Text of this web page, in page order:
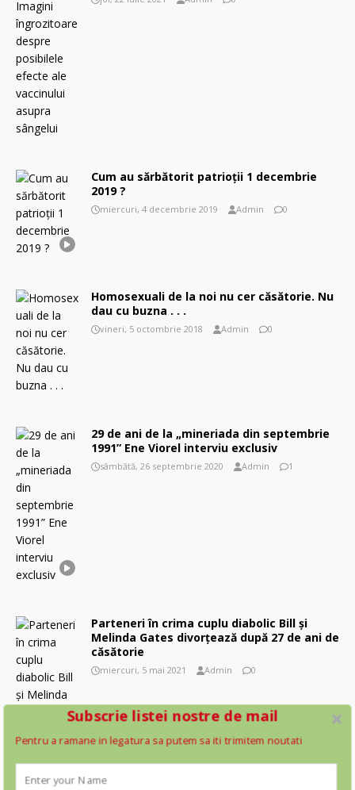
Cum au sărbătorit patrioţii 1 decembrie
2019 ?
miercuri, 4 decembrie 2019 Admin 0
Homosexuali de la noi nu cer căsătorie. Nu
dau cu buzna . . .
vineri, 5 octombrie 2018 Admin 0
29 de ani de la „mineriada din septembrie
1991” Ene Viorel interviu exclusiv
sâmbătă, 26 septembrie 2020 Admin 1
Parteneri în crima cuplu diabolic Bill şi
Melinda Gates divorţează după 27 de ani de
căsătorie
miercuri, 5 mai 2021 Admin 0
Subscrie listei nostre de mail
Pentru a ramane in legatura sa putem sa iti trimitem noutati